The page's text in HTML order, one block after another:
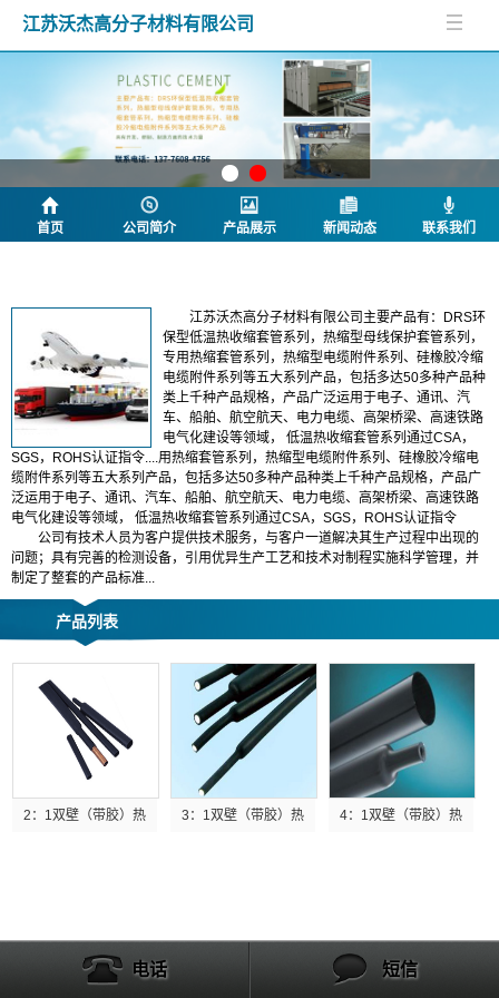
江苏沃杰高分子材料有限公司
首页 公司简介 产品展示 新闻动态 联系我们
江苏沃杰高分子材料有限公司主要产品有：DRS环
保型低温热收缩套管系列，热缩型母线保护套管系列，
专用热缩套管系列，热缩型电缆附件系列、硅橡胶冷缩
电缆附件系列等五大系列产品，包括多达50多种产品种
类上千种产品规格，产品广泛运用于电子、通讯、汽
车、船舶、航空航天、电力电缆、高架桥梁、高速铁路
电气化建设等领域， 低温热收缩套管系列通过CSA，
SGS，ROHS认证指令....用热缩套管系列，热缩型电缆附件系列、硅橡胶冷缩电
缆附件系列等五大系列产品，包括多达50多种产品种类上千种产品规格，产品广
泛运用于电子、通讯、汽车、船舶、航空航天、电力电缆、高架桥梁、高速铁路
电气化建设等领域， 低温热收缩套管系列通过CSA，SGS，ROHS认证指令
公司有技术人员为客户提供技术服务，与客户一道解决其生产过程中出现的
问题；具有完善的检测设备，引用优异生产工艺和技术对制程实施科学管理，并
制定了整套的产品标准...
产品列表
2：1双壁（带胶）热缩套...3：1双壁（带胶）热缩套...4：1双壁（带胶）热缩套...
电话 短信